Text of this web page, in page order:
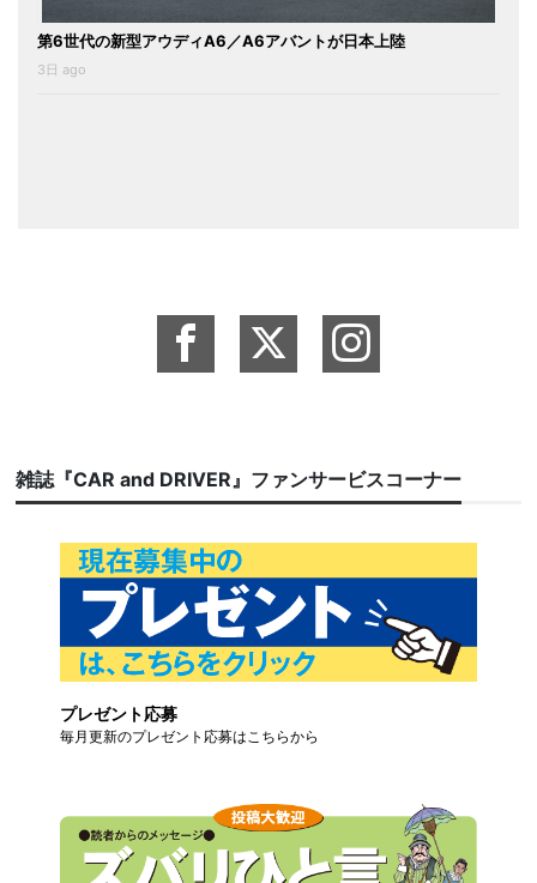
第6世代の新型アウディA6／A6アバントが日本上陸
3日 ago
雑誌『CAR and DRIVER』ファンサービスコーナー
プレゼント応募
毎月更新のプレゼント応募はこちらから